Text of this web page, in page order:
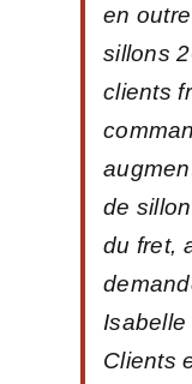
en
sillons
clients
de
du fret,
Isabelle
Clients